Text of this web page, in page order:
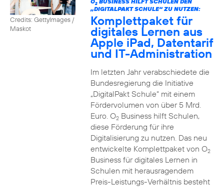
Credits: GettyImages /
Maskot
2
„DIGITALPAKT SCHULE“ ZU NUTZEN:
Komplettpaket für
digitales Lernen aus
Apple iPad, Datentarif
und IT-Administration
Im letzten Jahr verabschiedete die
Bundesregierung die Initiative
„DigitalPakt Schule“ mit einem
Fördervolumen von über 5 Mrd.
Euro. O2Business hilft Schulen,
diese Förderung für ihre
Digitalisierung zu nutzen. Das neu
entwickelte Komplettpaket von O2
Business für digitales Lernen in
Schulen mit herausragendem
Preis-Leistungs-Verhältnis besteht